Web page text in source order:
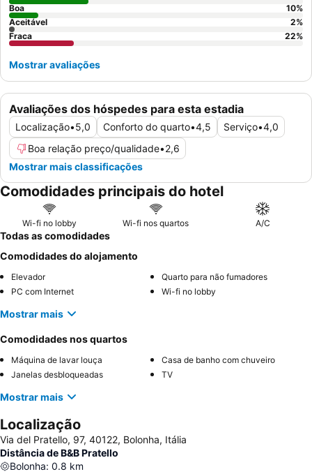
Avaliações dos hóspedes para esta estadia
Localização•5,0 Conforto do quarto•4,5 Serviço•4,0
Boa relação preço/qualidade•2,6
Mostrar mais classificações
Boa
10%
Aceitável
2%
Fraca
22%
Mostrar avaliações
Comodidades principais do hotel
Wi-fi no lobby Wi-fi nos quartos A/C
Todas as comodidades
Comodidades do alojamento
Elevador
Quarto para não fumadores
PC com Internet
Wi-fi no lobby
Mostrar mais
Comodidades nos quartos
Máquina de lavar louça
Casa de banho com chuveiro
Janelas desbloqueadas
TV
Mostrar mais
Localização
Via del Pratello, 97, 40122, Bolonha, Itália
Distância de B&B Pratello
Bolonha: 0.8 km